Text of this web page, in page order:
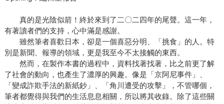
真的是光陰似箭！終於來到了二〇二四年的尾聲。這一年，
有著讀者們的支持，心中滿是感謝。
雖然筆者喜歡日本，卻是一個喜惡分明、「挑食」的人。特
別是新聞、報導的領域，更是我至今不太接觸的東西。
然而，在製作本書的過程中，資料找著找著，比之前更了解
了社會的動向，也產生了濃厚的興趣。像是「京阿尼事件」、
「變成詐欺手法的新紙鈔」、「角川遭受的攻擊」，不管哪個，
筆者都覺得與我們的生活息息相關，所以將其收錄。除了這些關